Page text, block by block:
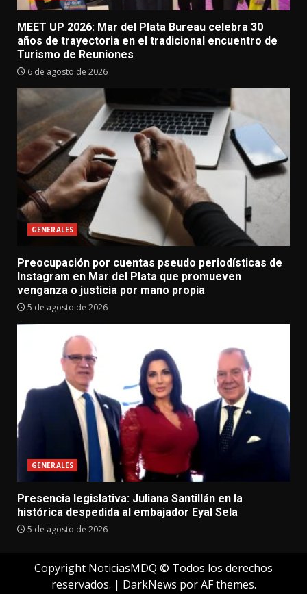
MEET UP 2026: Mar del Plata Bureau celebra 30
años de trayectoria en el tradicional encuentro de
Turismo de Reuniones
6 de agosto de 2026
GENERALES
Preocupación por cuentas pseudo periodísticas de
Instagram en Mar del Plata que promueven
venganza o justicia por mano propia
5 de agosto de 2026
GENERALES
Presencia legislativa: Juliana Santillán en la
histórica despedida al embajador Eyal Sela
5 de agosto de 2026
Copyright NoticiasMDQ © Todos los derechos
reservados. | DarkNews por AF themes.